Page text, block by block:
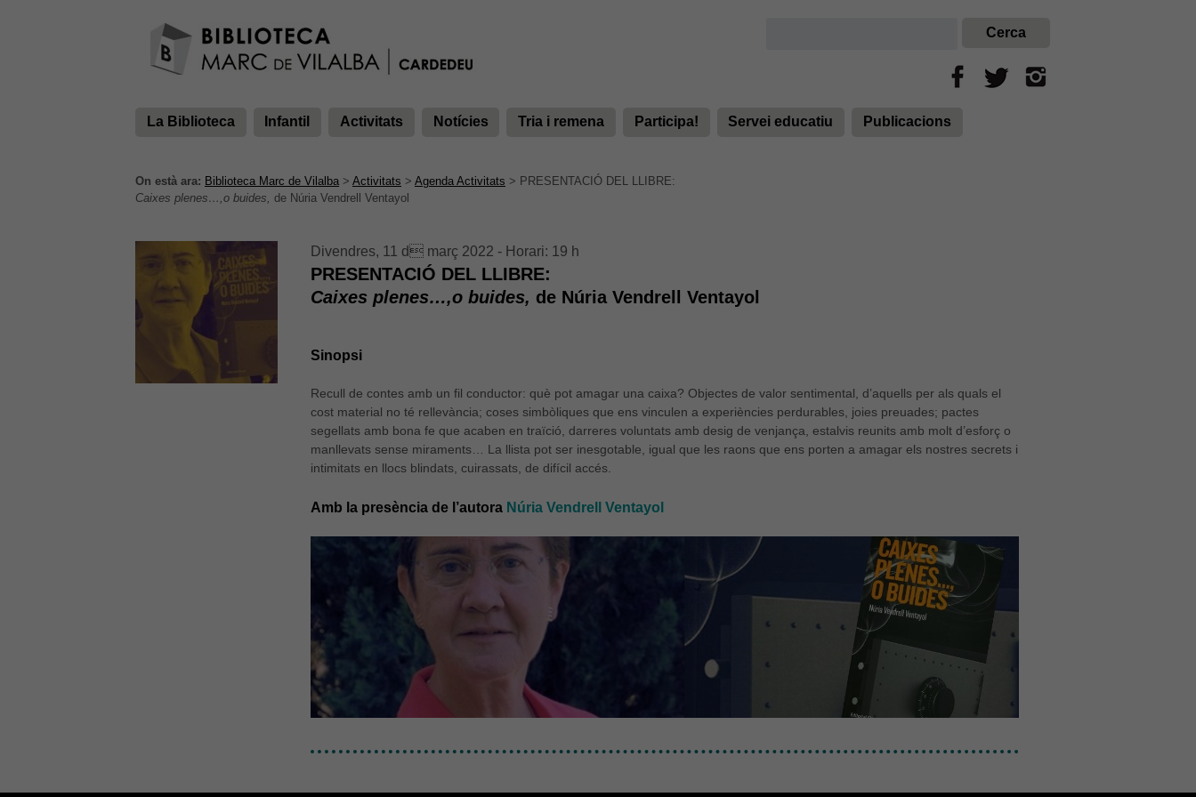
La Biblioteca Infantil Activitats Notícies Tria i remena Participa! Servei educatiu Publicacions
On està ara: Biblioteca Marc de Vilalba > Activitats > Agenda Activitats > PRESENTACIÓ DEL LLIBRE:
Caixes plenes…,o buides, de Núria Vendrell Ventayol
Divendres, 11 d març 2022 - Horari: 19 h
PRESENTACIÓ DEL LLIBRE:
Caixes plenes…,o buides, de Núria Vendrell Ventayol
Sinopsi
Recull de contes amb un fil conductor: què pot amagar una caixa? Objectes de valor sentimental, d’aquells per als quals el
cost material no té rellevància; coses simbòliques que ens vinculen a experiències perdurables, joies preuades; pactes
segellats amb bona fe que acaben en traïció, darreres voluntats amb desig de venjança, estalvis reunits amb molt d’esforç o
manllevats sense miraments… La llista pot ser inesgotable, igual que les raons que ens porten a amagar els nostres secrets i
intimitats en llocs blindats, cuirassats, de difícil accés.
Amb la presència de l’autora Núria Vendrell Ventayol